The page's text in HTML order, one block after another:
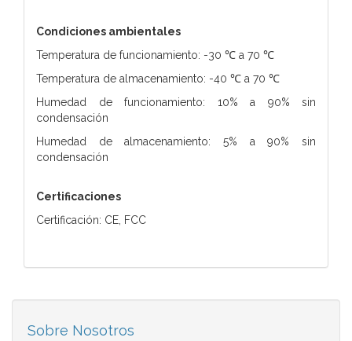
Condiciones ambientales
Temperatura de funcionamiento: -30 ℃ a 70 ℃
Temperatura de almacenamiento: -40 ℃ a 70 ℃
Humedad de funcionamiento: 10% a 90% sin
condensación
Humedad de almacenamiento: 5% a 90% sin
condensación
Certificaciones
Certificación: CE, FCC
Sobre Nosotros